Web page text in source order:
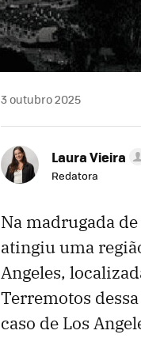
3 outubro 2025
Laura Vieira
Redatora
Na madrugada
atingiu uma
Angeles,
Terremotos
caso de Los